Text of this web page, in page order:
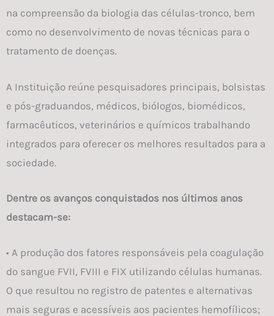
na compreensão da biologia das células-tronco, bem
como no desenvolvimento de novas técnicas para o
tratamento de doenças.
A Instituição reúne pesquisadores principais, bolsistas
e pós-graduandos, médicos, biólogos, biomédicos,
farmacêuticos, veterinários e químicos trabalhando
integrados para oferecer os melhores resultados para a
sociedade.
Dentre os avanços conquistados nos últimos anos
destacam-se:
• A produção dos fatores responsáveis pela coagulação
do sangue FVII, FVIII e FIX utilizando células humanas.
O que resultou no registro de patentes e alternativas
mais seguras e acessíveis aos pacientes hemofílicos;